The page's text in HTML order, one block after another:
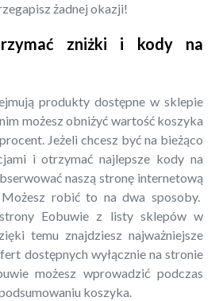
żadnej okazji!
zniżki i kody na
produkty dostępne w sklepie
możesz obniżyć wartość koszyka
Jeżeli chcesz być na bieżąco
i otrzymać najlepsze kody na
naszą stronę internetową
robić to na dwa sposoby.
Eobuwie z listy sklepów w
temu znajdziesz najważniejsze
dostępnych wyłącznie na stronie
możesz wprowadzić podczas
koszyka.